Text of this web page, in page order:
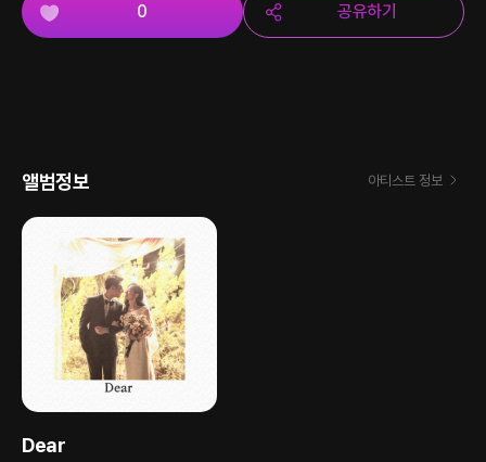
0 공유하기
앨범정보 아티스트 정보
Dear